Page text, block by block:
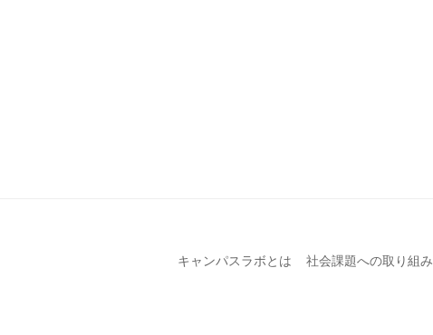
キャンパスラボとは 社会課題への取り組み